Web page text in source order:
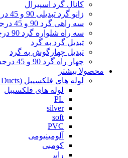
کانال گرد اسپیرال
زانو گرد تبدیلی 90 و 45 درجه
سه راهی گرد 90 و 45 درجه
سه راه شلواره گرد 90 درجه و 45 درجه
تبدیل گرد به گرد
تبدیل چهارگوش به گرد
چهار راه گرد 90 و 45 درجه
محصولا بیشتر
لوله های فلکسیبل (Flexible Ducts)
لوله های فلکسیبل
PL
silver
soft
PVC
آلومینیومی
کومبی
رابر